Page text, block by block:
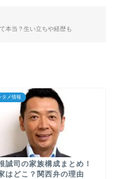
本当？生い立ちや経歴も
タメ情報
誠司の家族構成まとめ！
はどこ？関西弁の理由